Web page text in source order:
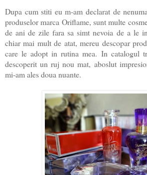
Dupa cum stiti eu m-am declarat de
produselor marca Oriflame, sunt multe
de ani de zile fara sa simt nevoia de a le
chiar mai mult de atat, mereu descopar
care le adopt in rutina mea. In catalogul
descoperit un ruj nou mat, aboslut
mi-am ales doua nuante.